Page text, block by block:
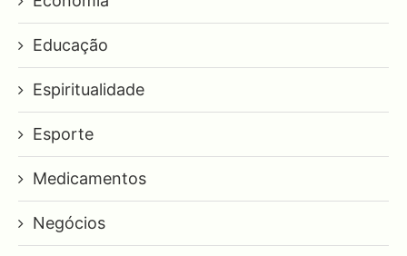
Educação
Espiritualidade
Esporte
Medicamentos
Negócios